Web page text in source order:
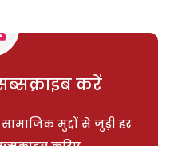
करें
मुद्दों से जुड़ी हर